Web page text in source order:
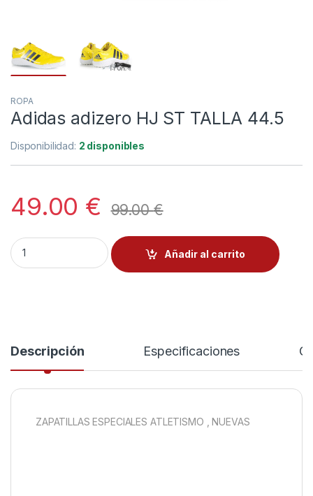
ROPA
Adidas adizero HJ ST TALLA 44.5
Disponibilidad: 2 disponibles
49.00 € 99.00€
Adidas adizero HJ ST TALLA 44.5 cantidad
Añadir al carrito
Descripción Especificaciones
ZAPATILLAS ESPECIALES ATLETISMO , NUEVAS